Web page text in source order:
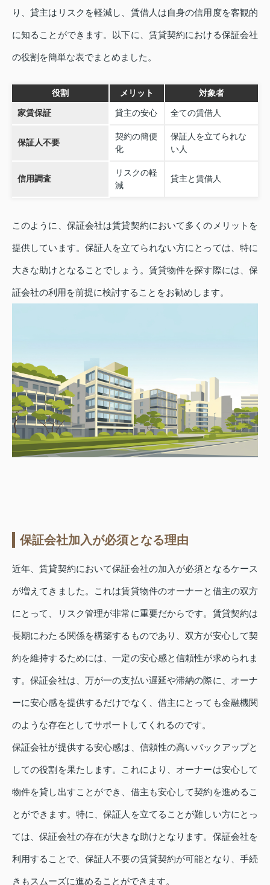
り、貸主はリスクを軽減し、賃借人は自身の信用度を客観的
に知ることができます。以下に、賃貸契約における保証会社
の役割を簡単な表でまとめました。
役割 メリット 対象者
家賃保証 貸主の安心 全ての賃借人
保証人不要
契約の簡便
化
保証人を立てられな
い人
信用調査
リスクの軽
減
貸主と賃借人
このように、保証会社は賃貸契約において多くのメリットを
提供しています。保証人を立てられない方にとっては、特に
大きな助けとなることでしょう。賃貸物件を探す際には、保
証会社の利用を前提に検討することをお勧めします。
保証会社加入が必須となる理由
近年、賃貸契約において保証会社の加入が必須となるケース
が増えてきました。これは賃貸物件のオーナーと借主の双方
にとって、リスク管理が非常に重要だからです。賃貸契約は
長期にわたる関係を構築するものであり、双方が安心して契
約を維持するためには、一定の安心感と信頼性が求められま
す。保証会社は、万が一の支払い遅延や滞納の際に、オーナ
ーに安心感を提供するだけでなく、借主にとっても金融機関
のような存在としてサポートしてくれるのです。
保証会社が提供する安心感は、信頼性の高いバックアップと
しての役割を果たします。これにより、オーナーは安心して
物件を貸し出すことができ、借主も安心して契約を進めるこ
とができます。特に、保証人を立てることが難しい方にとっ
ては、保証会社の存在が大きな助けとなります。保証会社を
利用することで、保証人不要の賃貸契約が可能となり、手続
きもスムーズに進めることができます。